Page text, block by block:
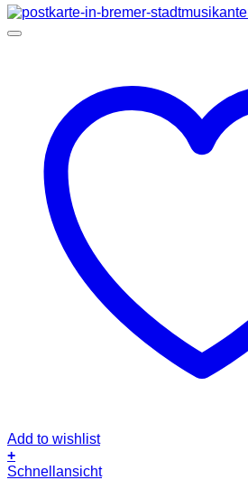
Add to wishlist
+
Schnellansicht